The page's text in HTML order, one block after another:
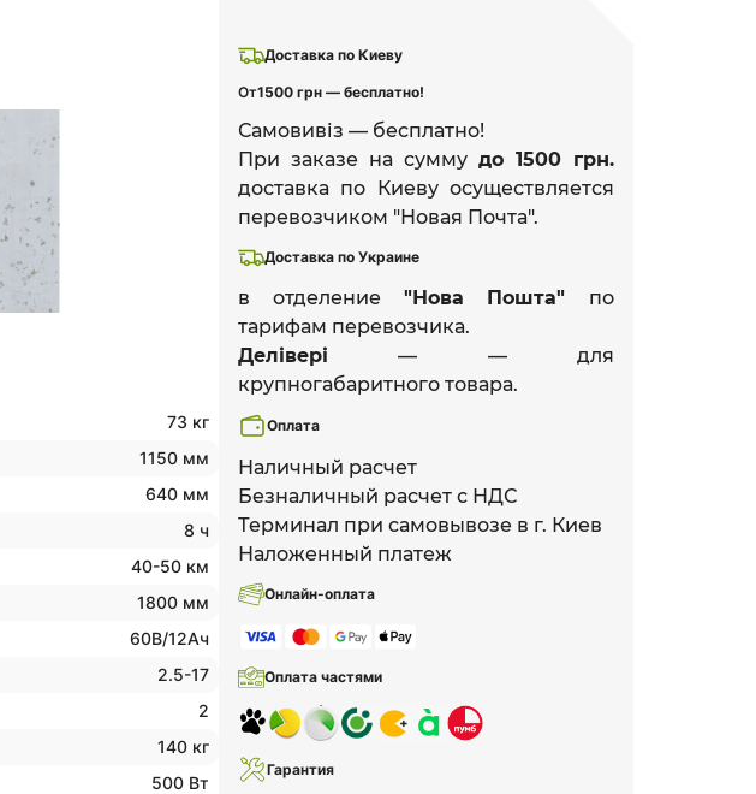
73 кг
1150 мм
640 мм
8 ч
40-50 км
1800 мм
60В/12Ач
2.5-17
2
140 кг
500 Вт
Доставка по Киеву
От1500 грн — бесплатно!
Самовивіз — бесплатно!
При заказе на сумму до 1500 грн.
доставка по Киеву осуществляется
перевозчиком "Новая Почта".
Доставка по Украине
в отделение "Нова Пошта" по
тарифам перевозчика.
Делівері — — для
крупногабаритного товара.
Оплата
Наличный расчет
Безналичный расчет с НДС
Терминал при самовывозе в г. Киев
Наложенный платеж
Онлайн-оплата
Оплата частями
Гарантия